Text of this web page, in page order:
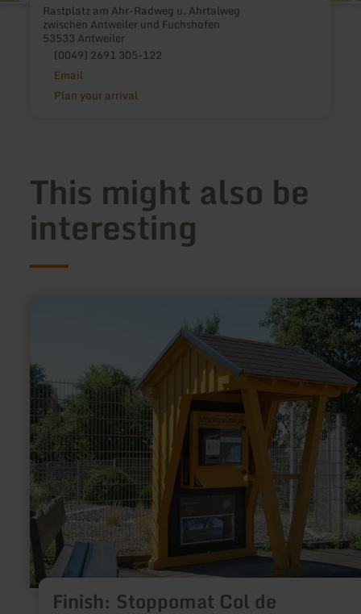
Rastplatz am Ahr-Radweg u. Ahrtalweg
zwischen Antweiler und Fuchshofen
53533 Antweiler
(0049) 2691 305-122
Email
Plan your arrival
This might also be
interesting
Finish: Stoppomat Col de
Col
de
Reifferscheid
Westrampe